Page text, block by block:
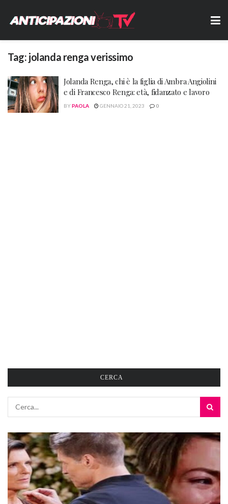
Tag: jolanda renga verissimo
Jolanda Renga, chi è la figlia di Ambra Angiolini
e di Francesco Renga: età, fidanzato e lavoro
BYPAOLA GENNAIO 21, 2023 0
CERCA